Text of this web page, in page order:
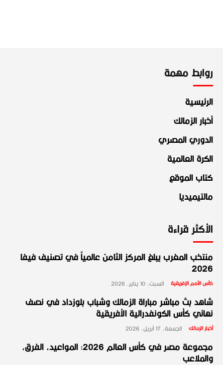
روابط مهمة
الرئيسية
أخبار الزمالك
الدوري المصري
الكرة العالمية
كتاب الموقع
مالتيميديا
الأكثر قراءة
منتخب المغرب يبلغ المركز الثامن عالمياً في تصنيف فيفا
2026
كأس الأمم الإفريقية السبت، 10 يناير، 2026
شاهد بث مباشر مباراة الزمالك وشباب بلوزداد في نصف
نهائي كأس الكونفدرالية الأفريقية
أخبار الزمالك الجمعة، 17 أبريل، 2026
مجموعة مصر في كأس العالم 2026: المواعيد، الفرق،
والملاعب